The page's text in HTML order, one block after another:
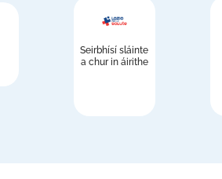
Seirbhísí sláinte
a chur in áirithe